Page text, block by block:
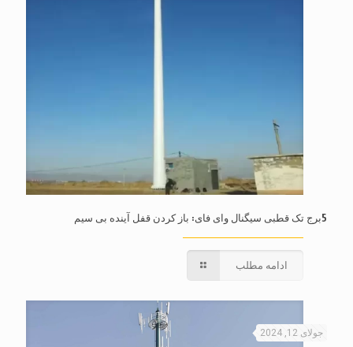
5برج تک قطبی سیگنال وای فای: باز کردن قفل آینده بی سیم
ادامه مطلب
جولای 12, 2024